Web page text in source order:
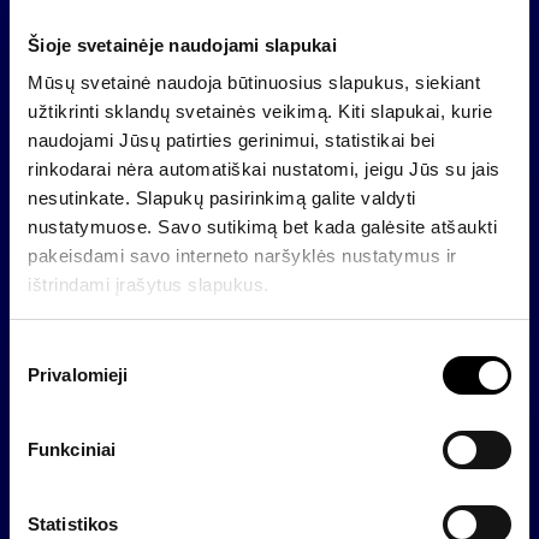
Šioje svetainėje naudojami slapukai
Mūsų svetainė naudoja būtinuosius slapukus, siekiant
užtikrinti sklandų svetainės veikimą. Kiti slapukai, kurie
naudojami Jūsų patirties gerinimui, statistikai bei
rinkodarai nėra automatiškai nustatomi, jeigu Jūs su jais
nesutinkate. Slapukų pasirinkimą galite valdyti
nustatymuose. Savo sutikimą bet kada galėsite atšaukti
pakeisdami savo interneto naršyklės nustatymus ir
ištrindami įrašytus slapukus.
Privalomieji
Funkciniai
Statistikos
numatoma per 3 mėnesius.
„Invaldos INVL“ iki 25 mln. eurų vertės viešai
platinamų obligacijų programos bazinį prospektą
Lietuvos bankas patvirtino šių metų gegužės 28
dieną. Pagal programą „Invalda INVL“ gali išleisti
vieną ar daugiau nekonvertuojamųjų, eurais
denominuotų iki 5 metų trukmės obligacijų.
Obligacijos užtikrinamos įkeičiant dalį bendrovei
priklausančių Šiaulių banko akcijų, siekiant, kad
„Invalda INVL“ yra pirmaujanti turto valdymo grupė
Atvira, auganti ir savo veikla kurianti gerovę